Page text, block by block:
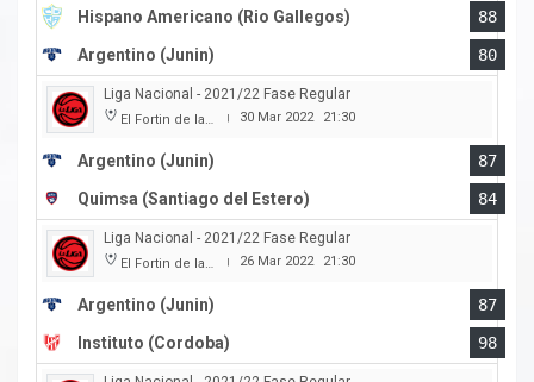
Hispano Americano (Rio Gallegos)
88
Argentino (Junin)
80
Liga Nacional - 2021/22 Fase Regular
El Fortin de las Morochas | 30 Mar 2022 21:30
Argentino (Junin)
87
Quimsa (Santiago del Estero)
84
Liga Nacional - 2021/22 Fase Regular
El Fortin de las Morochas | 26 Mar 2022 21:30
Argentino (Junin)
87
Instituto (Cordoba)
98